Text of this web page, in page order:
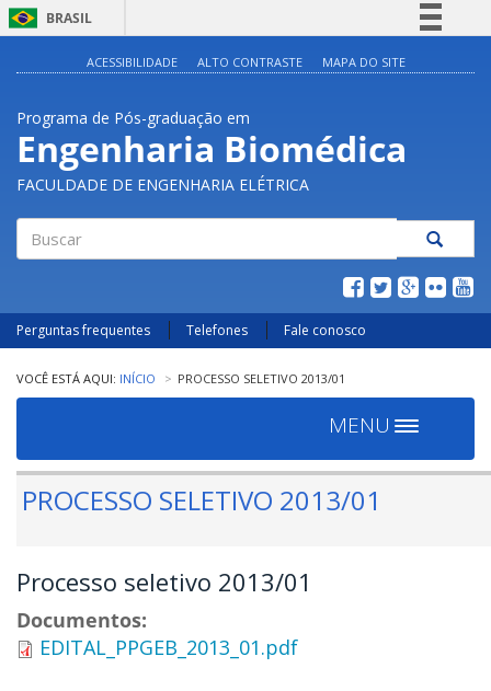
BRASIL
Acesso à informação
Canais
ACESSIBILIDADE ALTO CONTRASTE MAPA DO SITE
Programa de Pós-graduação em
Engenharia Biomédica
FACULDADE DE ENGENHARIA ELÉTRICA
Perguntas frequentes Telefones Fale conosco
INÍCIO PROCESSO SELETIVO 2013/01
MENU
Toggle
navigation
PROCESSO SELETIVO 2013/01
Processo seletivo 2013/01
Documentos:
EDITAL_PPGEB_2013_01.pdf